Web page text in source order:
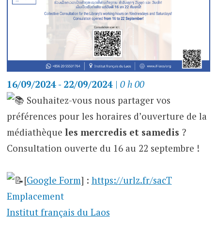
16/09/2024 - 22/09/2024| 0 h 00
Souhaitez-vous nous partager vos
préférences pour les horaires d’ouverture de la
médiathèque les mercredis et samedis ?
Consultation ouverte du 16 au 22 septembre !
[Google Form] : https://urlz.fr/sacT
Emplacement
Institut français du Laos